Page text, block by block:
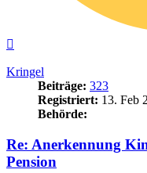
Kringel
Beiträge: 323
Registriert: 13. Feb
Behörde:
Re: Anerkennung
Pension